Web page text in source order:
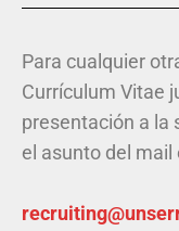
Para cualquier
Currículum Vitae
presentación a la
el asunto del mail